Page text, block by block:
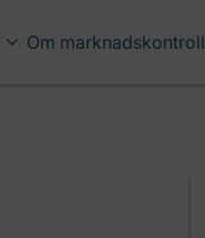
Om marknadskontroll